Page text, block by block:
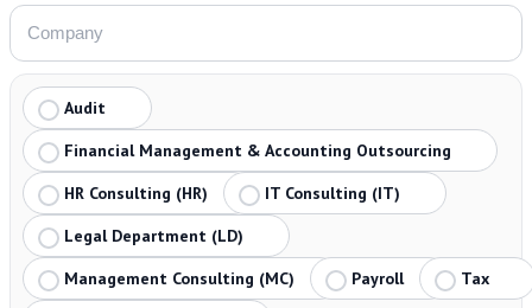
Audit
Financial Management & Accounting Outsourcing
HR Consulting (HR)
IT Consulting (IT)
Legal Department (LD)
Management Consulting (MC)
Payroll
Tax